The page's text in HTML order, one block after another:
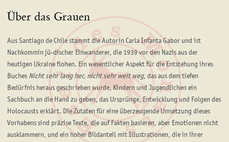
Über das Grauen
Aus Santiago de Chile stammt die Autorin Carla Infanta Gabor und ist
Nachkommin jü-discher Einwanderer, die 1939 vor den Nazis aus der
heutigen Ukraine flohen. Ein wesentlicher Aspekt für die Entstehung ihres
Buches Nicht sehr lang her, nicht sehr weit weg, das aus dem tiefen
Bedürfnis heraus geschrieben wurde, Kindern und Jugendlichen ein
Sachbuch an die Hand zu geben, das Ursprünge, Entwicklung und Folgen des
Holocausts erklärt. Die Zutaten für eine überzeugende Umsetzung dieses
Vorhabens sind präzise Texte, die auf Fakten basieren, aber Emotionen nicht
ausklammern, und ein hoher Bildanteil mit Illustrationen, die in ihrer